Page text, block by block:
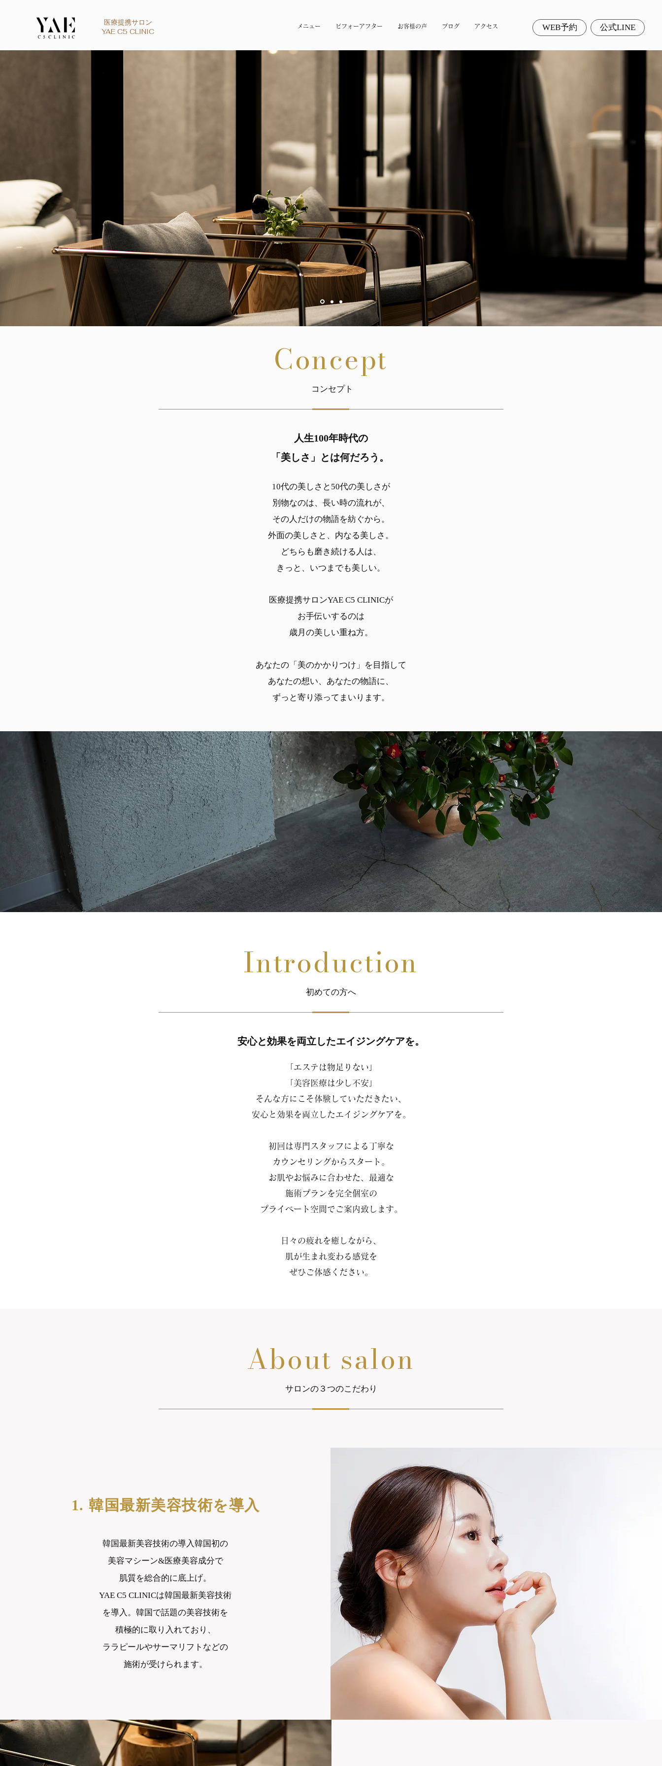
医療提携サロン
YAE C5 CLINIC
メニュー ビフォーアフター お客様の声 ブログ アクセス WEB予約 公式LINE
Concept
コンセプト
人生100年時代の
「美しさ」とは何だろう。
10代の美しさと50代の美しさが
別物なのは、長い時の流れが、
その人だけの物語を紡ぐから。
外面の美しさと、内なる美しさ。
どちらも磨き続ける人は、
きっと、いつまでも美しい。
医療提携サロンYAE C5 CLINICが
お手伝いするのは
歳月の美しい重ね方。
あなたの「美のかかりつけ」 を目指して
あなたの想い、 あなたの物語に、
ずっと寄り添ってまいります。
Introduction
初めての方へ
安心と効果を両立したエイジングケアを。
｢エステは物足りない｣
｢美容医療は少し不安｣
そんな方にこそ体験していただきたい、
安心と効果を両立したエイジングケアを。
初回は専門スタッフによる丁寧な
カウンセリングからスタート。
お肌やお悩みに合わせた、最適な
施術プランを完全個室の
プライベート空間でご案内致します。
日々の疲れを癒しながら、
肌が生まれ変わる感覚を
ぜひご体感ください。
About salon
サロンの３つのこだわり
1.韓国最新美容技術を導入
韓国最新美容技術の導入韓国初の
美容マシーン&医療美容成分で
肌質を総合的に底上げ。
YAE C5 CLINICは韓国最新美容技術
を導入。韓国で話題の美容技術を
積極的に取り入れており、
ララピールやサーマリフトなどの
施術が受けられます。